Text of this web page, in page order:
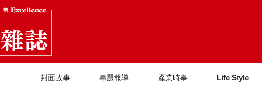
封面故事 專題報導 產業時事 Life Style